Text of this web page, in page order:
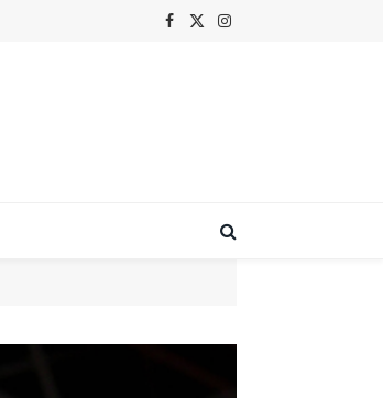
Facebook
X
Instagram